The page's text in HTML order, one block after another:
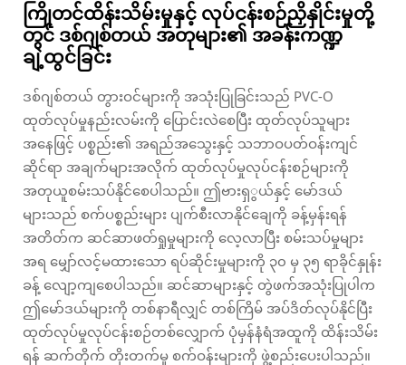
ကြိုတင်ထိန်းသိမ်းမှုနှင့် လုပ်ငန်းစဉ်ညှိနှိုင်းမှုတို့
တွင် ဒစ်ဂျစ်တယ် အတုများ၏ အခန်းကဏ္ဍ
ချဲ့ထွင်ခြင်း
ဒစ်ဂျစ်တယ် တွားဝင်များကို အသုံးပြုခြင်းသည် PVC-O
ထုတ်လုပ်မှုနည်းလမ်းကို ပြောင်းလဲစေပြီး ထုတ်လုပ်သူများ
အနေဖြင့် ပစ္စည်း၏ အရည်အသွေးနှင့် သဘာဝပတ်ဝန်းကျင်
ဆိုင်ရာ အချက်များအလိုက် ထုတ်လုပ်မှုလုပ်ငန်းစဉ်များကို
အတုယူစမ်းသပ်နိုင်စေပါသည်။ ဤဗားရှွယ်နှင့် မော်ဒယ်
များသည် စက်ပစ္စည်းများ ပျက်စီးလာနိုင်ချေကို ခန့်မှန်းရန်
အတိတ်က ဆင်ဆာဖတ်ရှုမှုများကို လေ့လာပြီး စမ်းသပ်မှုများ
အရ မျှော်လင့်မထားသော ရပ်ဆိုင်းမှုများကို ၃၀ မှ ၃၅ ရာခိုင်နှုန်း
ခန့် လျော့ကျစေပါသည်။ ဆင်ဆာများနှင့် တွဲဖက်အသုံးပြုပါက
ဤမော်ဒယ်များကို တစ်နာရီလျှင် တစ်ကြိမ် အပ်ဒိတ်လုပ်နိုင်ပြီး
ထုတ်လုပ်မှုလုပ်ငန်းစဉ်တစ်လျှောက် ပုံမှန်နံရံအထူကို ထိန်းသိမ်း
ရန် ဆက်တိုက် တိုးတက်မှု စက်ဝန်းများကို ဖွဲ့စည်းပေးပါသည်။